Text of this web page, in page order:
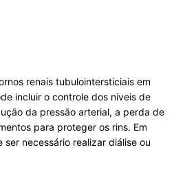
renais tubulointersticiais em
incluir o controle dos níveis de
da pressão arterial, a perda de
para proteger os rins. Em
necessário realizar diálise ou